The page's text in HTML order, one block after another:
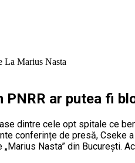
ar putea fi
dintre cele opt spitale ce
conferințe de presă,
Nasta” din București.